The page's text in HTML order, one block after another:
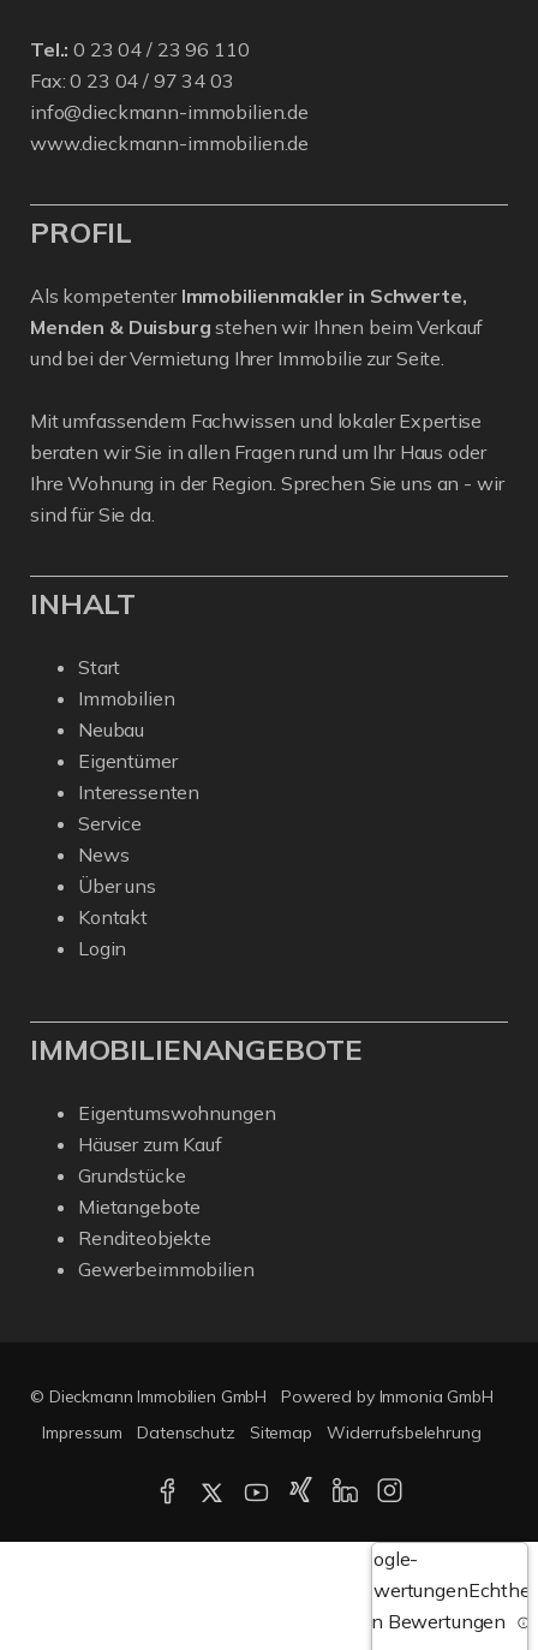
Tel.: 0 23 04 / 23 96 110
Fax: 0 23 04 / 97 34 03
info@dieckmann-immobilien.de
www.dieckmann-immobilien.de
PROFIL
Als kompetenter Immobilienmakler in Schwerte,
Menden & Duisburg stehen wir Ihnen beim Verkauf
und bei der Vermietung Ihrer Immobilie zur Seite.
Mit umfassendem Fachwissen und lokaler Expertise
beraten wir Sie in allen Fragen rund um Ihr Haus oder
Ihre Wohnung in der Region. Sprechen Sie uns an - wir
sind für Sie da.
INHALT
Start
Immobilien
Neubau
Eigentümer
Interessenten
Service
News
Über uns
Kontakt
Login
IMMOBILIENANGEBOTE
Eigentumswohnungen
Häuser zum Kauf
Grundstücke
Mietangebote
Renditeobjekte
Gewerbeimmobilien
© Dieckmann Immobilien GmbH
Powered by Immonia GmbH
Impressum
Datenschutz Sitemap Widerrufsbelehrung
Google-
Bewertungen
von Bewertungen